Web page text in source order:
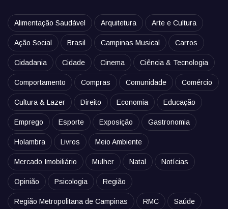
Alimentação Saudável Arquitetura Arte e Cultura
Ação Social Brasil Campinas Musical Carros
Cidadania Cidade Cinema Ciência & Tecnologia
Comportamento Compras Comunidade Comércio
Cultura & Lazer Direito Economia Educação
Emprego Esporte Exposição Gastronomia
Holambra Livros Meio Ambiente
Mercado Imobiliário Mulher Natal Notícias
Opinião Psicologia Região
Região Metropolitana de Campinas RMC Saúde